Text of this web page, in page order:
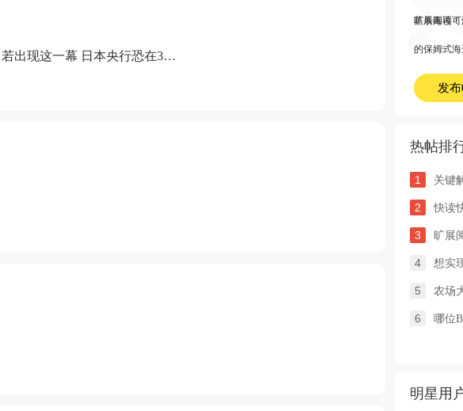
出现这一幕 日本央行恐在3月
蒸杀毒再
旷展阅读
的保姆式海
发
热帖排
1 关键解读
2 快读快运
3 旷展阅读
4 想实现
5 农场大棚
6 哪位
明星用